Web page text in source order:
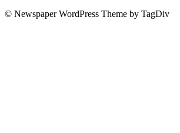
© Newspaper WordPress Theme by TagDiv